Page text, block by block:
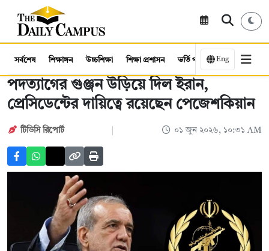
সর্বশেষ শিক্ষাঙ্গন উচ্চশিক্ষা শিক্ষা প্রশাসন ভর্তি পরীক্ষা কর্মসংস্থান
Eng
পদত্যাগের গুঞ্জন উড়িয়ে দিল ইরান,
প্রেসিডেন্টের দায়িত্বে রয়েছেন পেজেশকিয়ান
টিডিসি রিপোর্ট ০১ জুন ২০২৬, ১০:৩১ AM